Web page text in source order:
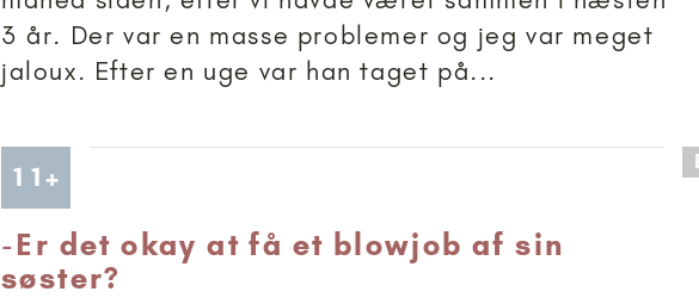
3 år. Der var en masse problemer og jeg var meget
jaloux. Efter en uge var han taget på...
11+
-Er det okay at få et blowjob af sin
søster?